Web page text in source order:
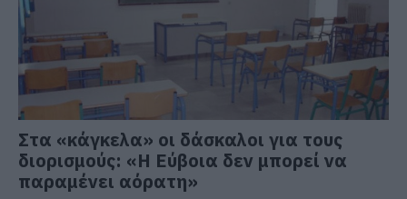
Στα «κάγκελα» οι δάσκαλοι για τους
διορισμούς: «Η Εύβοια δεν μπορεί να
παραμένει αόρατη»